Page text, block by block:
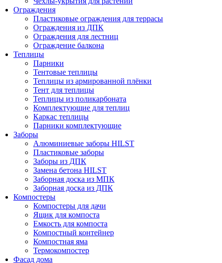
Ограждения
Пластиковые ограждения для террасы
Ограждения из ДПК
Ограждения для лестниц
Ограждение балкона
Теплицы
Парники
Тентовые теплицы
Теплицы из армированной плёнки
Тент для теплицы
Теплицы из поликарбоната
Комплектующие для теплиц
Каркас теплицы
Парники комплектующие
Заборы
Алюминиевые заборы HILST
Пластиковые заборы
Заборы из ДПК
Замена бетона HILST
Заборная доска из МПК
Заборная доска из ДПК
Компостеры
Компостеры для дачи
Ящик для компоста
Емкость для компоста
Компостный контейнер
Компостная яма
Термокомпостер
Фасад дома